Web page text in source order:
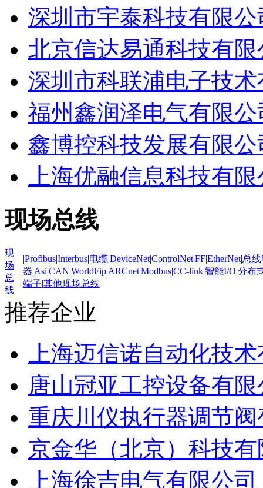
深圳市宇泰科技有限公
北京信达易通科技有限
深圳市科联浦电子技
福州鑫润泽电气有限公
鑫博控科技发展有限公
上海优融信息科技有
现场总线
现
场
总
线
|Profibus|Interbus|电缆|DeviceNet|ControlNet|FF|EtherNet|总
器|Asi|CAN|WorldFip|ARCnet|Modbus|CC-link|智能I/O|分布
端子|其他现场总线
推荐企业
上海迈信诺自动化技
唐山冠亚工控设备有
重庆川仪执行器调节
京金华（北京）科技
上海徐吉电气有限公司